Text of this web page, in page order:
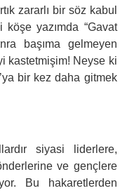
zararlı bir söz kabul
yazımda “Gavat
başıma gelmeyen
kastetmişim! Neyse ki
bir kez daha gitmek
siyasi liderlere,
ve gençlere
Bu hakaretlerden